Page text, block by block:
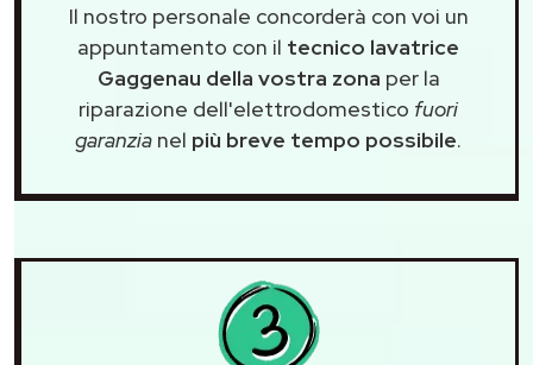
Il nostro personale concorderà con voi un
appuntamento con il tecnico lavatrice
Gaggenau della vostra zona per la
riparazione dell'elettrodomestico fuori
garanzia nel più breve tempo possibile.